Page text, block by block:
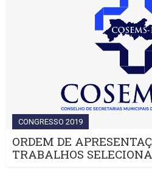
CONGRESSO 2019
ORDEM DE
TRABALHOS